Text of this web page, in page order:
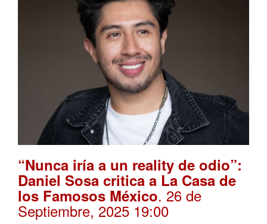
“Nunca iría a un reality de odio”:
Daniel Sosa critica a La Casa de
los Famosos México. 26 de
Septiembre, 2025 19:00